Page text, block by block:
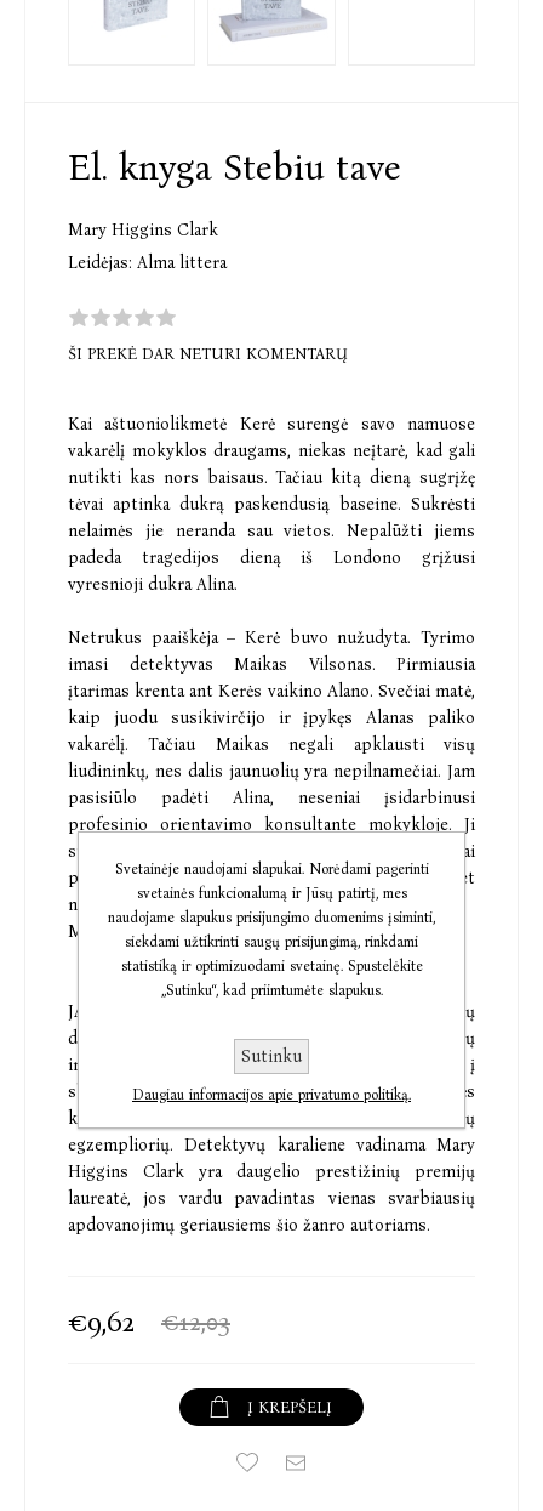
El. knyga Stebiu tave
Mary Higgins Clark
Leidėjas: Alma littera
ŠI PREKĖ DAR NETURI KOMENTARŲ
Kai aštuoniolikmetė Kerė surengė savo namuose
vakarėlį mokyklos draugams, niekas neįtarė, kad gali
nutikti kas nors baisaus. Tačiau kitą dieną sugrįžę
tėvai aptinka dukrą paskendusią baseine. Sukrėsti
nelaimės jie neranda sau vietos. Nepalūžti jiems
padeda tragedijos dieną iš Londono grįžusi
vyresnioji dukra Alina.
Netrukus paaiškėja – Kerė buvo nužudyta. Tyrimo
imasi detektyvas Maikas Vilsonas. Pirmiausia
įtarimas krenta ant Kerės vaikino Alano. Svečiai matė,
kaip juodu susikivirčijo ir įpykęs Alanas paliko
vakarėlį. Tačiau Maikas negali apklausti visų
liudininkų, nes dalis jaunuolių yra nepilnamečiai. Jam
pasisiūlo padėti Alina, neseniai įsidarbinusi
profesinio orientavimo konsultante mokykloje. Ji
sutinka pasikalbėti su jaunuoliais ir subtiliai
paklausti, ką jie matė tą vakarą. Tačiau mergina net
neįtaria, kad jos pačios gyvybei kyla pavojus.
Mary Higgins Clark (Merė Higins Klark, 1927–2020)
JAV rašytoja, milžiniško populiarumo sulaukusių
detektyvų autorė. Jos romanai, vertinami skaitytojų
ir kritikų visame pasaulyje, nuolat patenka į
skaitomiausių knygų sąrašus. Vien JAV šios autorės
knygų parduota daugiau kaip 80 milijonų
egzempliorių. Detektyvų karaliene vadinama Mary
Higgins Clark yra daugelio prestižinių premijų
laureatė, jos vardu pavadintas vienas svarbiausių
apdovanojimų geriausiems šio žanro autoriams.
€9,62 €12,03
Į KREPŠELĮ
Svetainėje naudojami slapukai. Norėdami pagerinti
svetainės funkcionalumą ir Jūsų patirtį, mes
naudojame slapukus prisijungimo duomenims įsiminti,
siekdami užtikrinti saugų prisijungimą, rinkdami
statistiką ir optimizuodami svetainę. Spustelėkite
„Sutinku“, kad priimtumėte slapukus.
Sutinku
Daugiau informacijos apie privatumo politiką.